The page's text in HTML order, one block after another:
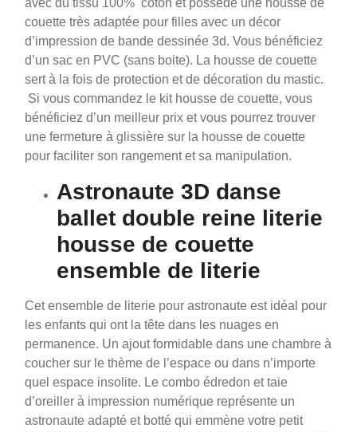
avec du tissu 100% coton et possède une housse de
couette très adaptée pour filles avec un décor
d’impression de bande dessinée 3d. Vous bénéficiez
d’un sac en PVC (sans boite). La housse de couette
sert à la fois de protection et de décoration du mastic.
Si vous commandez le kit housse de couette, vous
bénéficiez d’un meilleur prix et vous pourrez trouver
une fermeture à glissière sur la housse de couette
pour faciliter son rangement et sa manipulation.
Astronaute 3D danse
ballet double reine literie
housse de couette
ensemble de literie
Cet ensemble de literie pour astronaute est idéal pour
les enfants qui ont la tête dans les nuages ​​en
permanence. Un ajout formidable dans une chambre à
coucher sur le thème de l’espace ou dans n’importe
quel espace insolite. Le combo édredon et taie
d’oreiller à impression numérique représente un
astronaute adapté et botté qui emmène votre petit